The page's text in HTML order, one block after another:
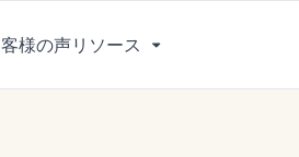
様の声リソース
ニ